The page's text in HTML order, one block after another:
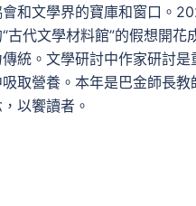
和文學界的寶庫和窗口。
代文學材料館”的假想開
統。文學研討中作家研討
取營養。本年是巴金師長
以饗讀者。